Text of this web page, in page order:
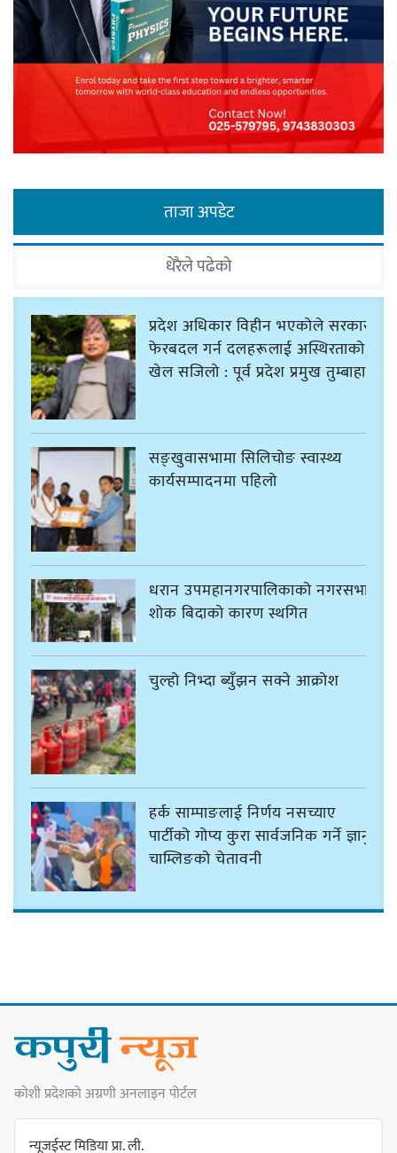
ताजा अपडेट
धेरैले पढेको
प्रदेश अधिकार विहीन भएकोले सरकार
फेरबदल गर्न दलहरूलाई अस्थिरताको
खेल सजिलो : पूर्व प्रदेश प्रमुख तुम्बाहाङ
सङ्खुवासभामा सिलिचोङ स्वास्थ्य
कार्यसम्पादनमा पहिलो
धरान उपमहानगरपालिकाको नगरसभा
शोक बिदाको कारण स्थगित
चुल्हो निभ्दा ब्युँझन सक्ने आक्रोश
हर्क साम्पाङलाई निर्णय नसच्याए
पार्टीको गोप्य कुरा सार्वजनिक गर्ने ज्ञानु
चाम्लिङको चेतावनी
नयाँ सेउती पूल नजिक दुर्घटनाको
जोखिमको ट्राफिक सचेतना गराउँदै
सिलाम साक्मा
कोशी प्रदेशको अग्रणी अनलाइन पोर्टल
न्यूजईस्ट मिडिया प्रा. ली.